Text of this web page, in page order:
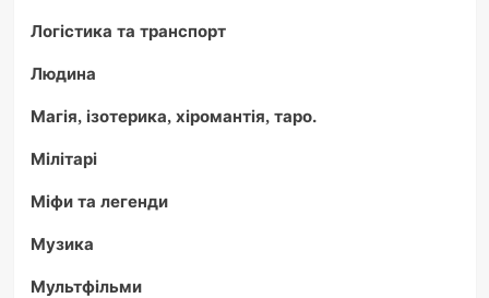
Логістика та транспорт
Людина
Магія, ізотерика, хіромантія, таро.
Мілітарі
Міфи та легенди
Музика
Мультфільми